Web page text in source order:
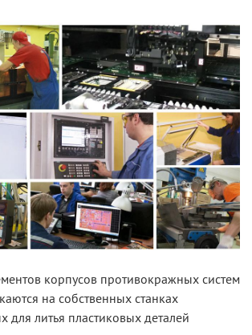
корпусов противокражных систем
на собственных станках
для литья пластиковых деталей